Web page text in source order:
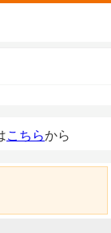
こちらから